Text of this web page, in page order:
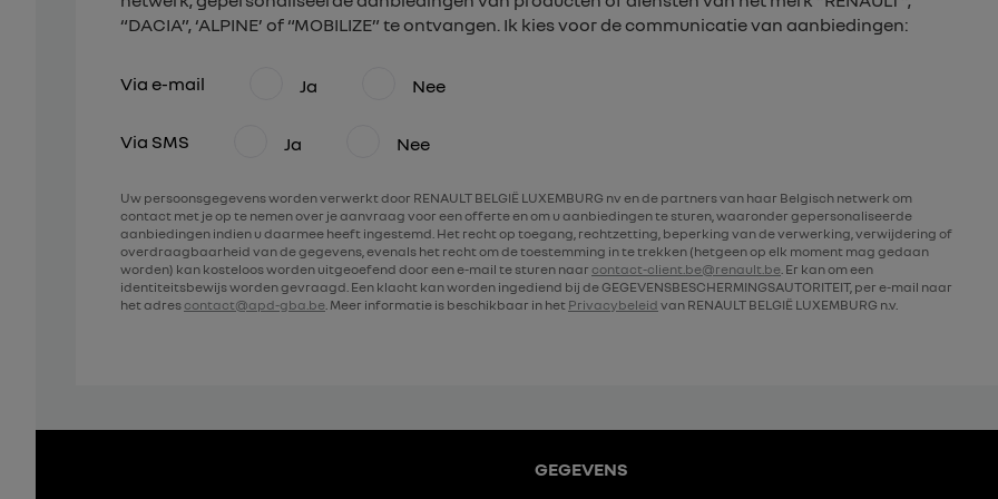
“DACIA”, ‘ALPINE’ of “MOBILIZE” te ontvangen. Ik kies voor de communicatie van aanbiedingen:
Via e-mail Ja Nee
Via SMS Ja Nee
Uw persoonsgegevens worden verwerkt door RENAULT BELGIË LUXEMBURG nv en de partners van haar Belgisch netwerk om
contact met je op te nemen over je aanvraag voor een offerte en om u aanbiedingen te sturen, waaronder gepersonaliseerde
aanbiedingen indien u daarmee heeft ingestemd. Het recht op toegang, rechtzetting, beperking van de verwerking, verwijdering of
overdraagbaarheid van de gegevens, evenals het recht om de toestemming in te trekken (hetgeen op elk moment mag gedaan
worden) kan kosteloos worden uitgeoefend door een e-mail te sturen naar contact-client.be@renault.be. Er kan om een
identiteitsbewijs worden gevraagd. Een klacht kan worden ingediend bij de GEGEVENSBESCHERMINGSAUTORITEIT, per e-mail naar
het adres contact@apd-gba.be. Meer informatie is beschikbaar in het Privacybeleid van RENAULT BELGIË LUXEMBURG n.v.
GEGEVENS